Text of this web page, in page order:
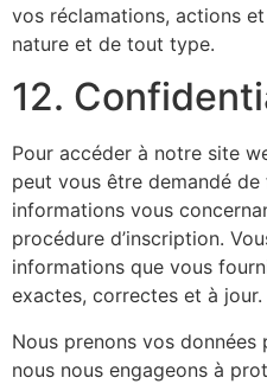
vos réclamations, actions
nature et de tout type.
12.
Pour accéder à notre site
peut vous être demandé
informations vous
procédure d’inscription.
informations que vous
exactes, correctes et à jour.
Nous prenons vos données
nous nous engageons à